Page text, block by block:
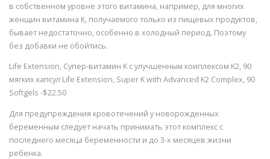
в собственном уровне этого витамина, например, для многих
женщин витамина К, получаемого только из пищевых продуктов,
бывает недостаточно, особенно в холодный период. Поэтому
без добавки не обойтись.
Life Extension, Супер-витамин K с улучшенным коиплексом K2, 90
мягких капсул Life Extension, Super K with Advanced K2 Complex, 90
Softgels -$22.50
Для предупреждения кровотечений у новорожденных
беременным следует начать принимать этот комплекс с
последнего месяца беременности и до 3-х месяцев жизни
ребенка.